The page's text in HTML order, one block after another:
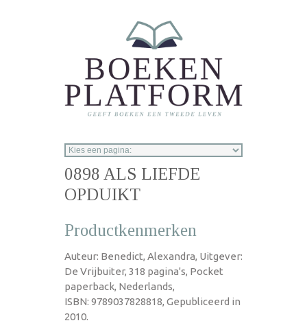
0898 ALS LIEFDE
OPDUIKT
Productkenmerken
Auteur: Benedict, Alexandra, Uitgever:
De Vrijbuiter, 318 pagina's, Pocket
paperback, Nederlands,
ISBN: 9789037828818, Gepubliceerd in
2010.